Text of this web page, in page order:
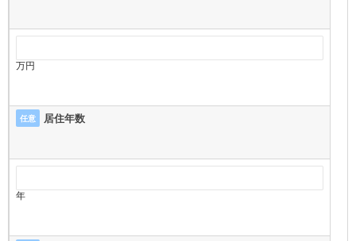
万円
任意 居住年数
年